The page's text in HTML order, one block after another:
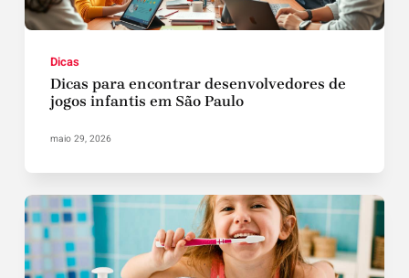
Dicas
Dicas para encontrar desenvolvedores de
jogos infantis em São Paulo
maio 29, 2026